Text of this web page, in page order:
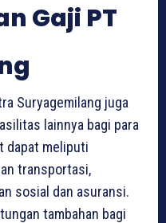
Gaji PT
Suryagemilang juga
lainnya bagi para
dapat meliputi
transportasi,
sosial dan asuransi.
tambahan bagi